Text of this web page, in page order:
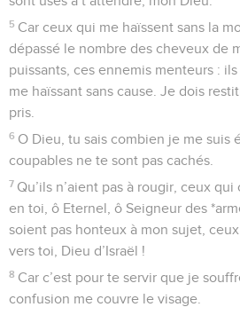
5 Car ceux qui me haïssent sans la
dépassé le nombre des cheveux de
puissants, ces ennemis menteurs :
me haïssant sans cause. Je dois
pris.
6 O Dieu, tu sais combien je me suis
coupables ne te sont pas cachés.
7 Qu’ils n’aient pas à rougir, ceux
en toi, ô Eternel, ô Seigneur des
soient pas honteux à mon sujet,
vers toi, Dieu d’Israël !
8 Car c’est pour te servir que je
confusion me couvre le visage.